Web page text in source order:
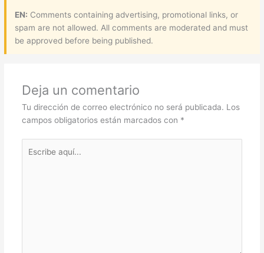
EN: Comments containing advertising, promotional links, or
spam are not allowed. All comments are moderated and must
be approved before being published.
Deja un comentario
Tu dirección de correo electrónico no será publicada. Los
campos obligatorios están marcados con *
aquí...